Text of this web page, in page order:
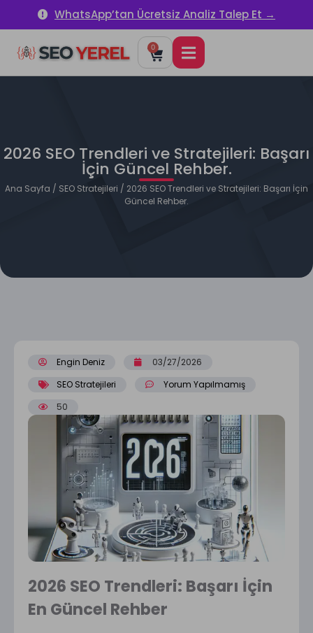
WhatsApp’tan Ücretsiz Analiz Talep Et →
0
2026 SEO Trendleri ve Stratejileri: Başarı
İçin Güncel Rehber.
Ana Sayfa / SEO Stratejileri / 2026 SEO Trendleri ve Stratejileri: Başarı İçin
Güncel Rehber.
Engin Deniz
03/27/2026
SEO Stratejileri
Yorum Yapılmamış
50
2026 SEO Trendleri: Başarı İçin
En Güncel Rehber